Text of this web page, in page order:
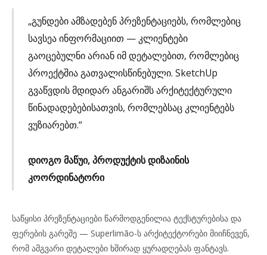
„გუნდები ამზადებენ პრეზენტაციებს, რომლებიც
სავსეა ინფორმაციით — კლიენტები
გაოცებულნი არიან იმ დეტალებით, რომლებიც
პროექტშია გათვალისწინებული. SketchUp
გვაწვდის მდიდარ ანგარიშს არქიტექტურული
წინადადებებისათვის, რომლებსაც კლიენტებს
ვუზიარებთ.“
დიოგო მაწუი, პროდუქტის დიზაინის
კოორდინატორი
საწყისი პრეზენტაციები წარმოდგენილია ტექსტურებისა და
ფერების გარეშე — Superlimão-ს არქიტექტორები მიიჩნევენ,
რომ ამგვარი დეტალები ხშირად ყურადღებას ფანტავს.